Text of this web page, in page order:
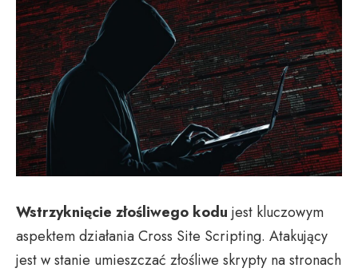
Wstrzyknięcie złośliwego kodu jest kluczowym
aspektem działania Cross Site Scripting. Atakujący
jest w stanie umieszczać złośliwe skrypty na stronach